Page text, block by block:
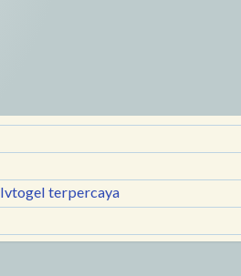
lvtogel terpercaya